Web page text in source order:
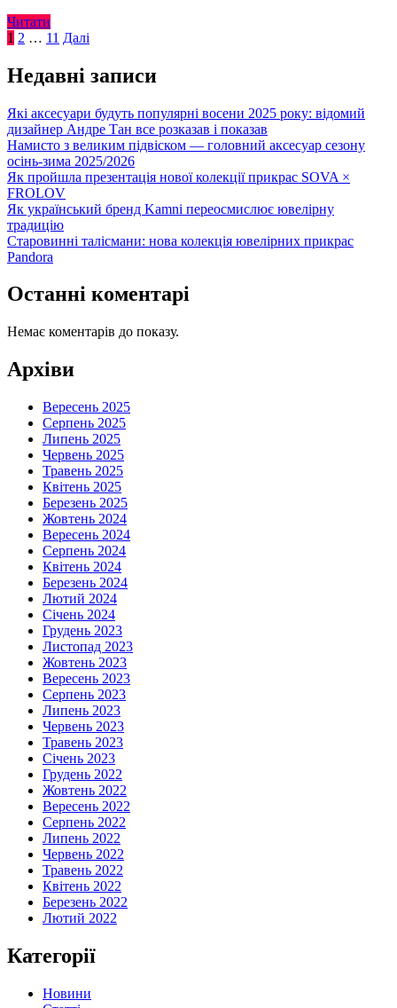
Читати
Навігація
записів
1 2 … 11 Далі
Недавні записи
Які аксесуари будуть популярні восени 2025 року: відомий
дизайнер Андре Тан все розказав і показав
Намисто з великим підвіском — головний аксесуар сезону
осінь-зима 2025/2026
Як пройшла презентація нової колекції прикрас SOVA ×
FROLOV
Як український бренд Kamni переосмислює ювелірну
традицію
Старовинні талісмани: нова колекція ювелірних прикрас
Pandora
Останні коментарі
Немає коментарів до показу.
Архіви
Вересень 2025
Серпень 2025
Липень 2025
Червень 2025
Травень 2025
Квітень 2025
Березень 2025
Жовтень 2024
Вересень 2024
Серпень 2024
Квітень 2024
Березень 2024
Лютий 2024
Січень 2024
Грудень 2023
Листопад 2023
Жовтень 2023
Вересень 2023
Серпень 2023
Липень 2023
Червень 2023
Травень 2023
Січень 2023
Грудень 2022
Жовтень 2022
Вересень 2022
Серпень 2022
Липень 2022
Червень 2022
Травень 2022
Квітень 2022
Березень 2022
Лютий 2022
Категорії
Новини